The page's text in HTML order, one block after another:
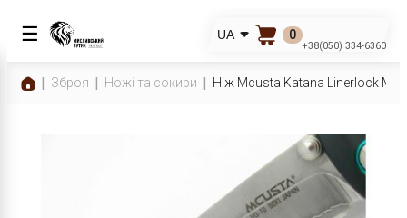
☰ UA 0
+38(050) 334-6360
Зброя Ножі та сокири Ніж Mcusta Katana Linerlock